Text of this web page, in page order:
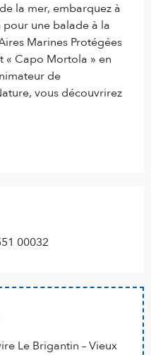
la mer, embarquez à
une balade à la
Marines Protégées
« Capo Mortola » en
de
vous découvrirez
00032
Le Brigantin – Vieux